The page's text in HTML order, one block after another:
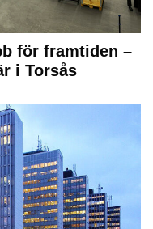
för framtiden –
i Torsås